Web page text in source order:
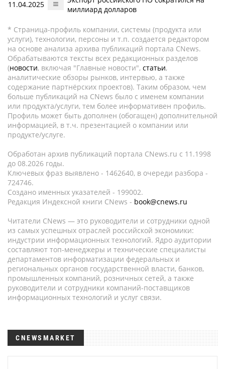
11.04.2025
миллиард долларов
* Страница-профиль компании, системы (продукта или
услуги), технологии, персоны и т.п. создается редактором
на основе анализа архива публикаций портала CNews.
Обрабатываются тексты всех редакционных разделов
(новости, включая "Главные новости", статьи,
аналитические обзоры рынков, интервью, а также
содержание партнёрских проектов). Таким образом, чем
больше публикаций на CNews было с именем компании
или продукта/услуги, тем более информативен профиль.
Профиль может быть дополнен (обогащен) дополнительной
информацией, в т.ч. презентацией о компании или
продукте/услуге.
Обработан архив публикаций портала CNews.ru c 11.1998
до 08.2026 годы.
Ключевых фраз выявлено - 1462640, в очереди разбора -
724746.
Создано именных указателей - 199002.
Редакция Индексной книги CNews - book@cnews.ru
Читатели CNews — это руководители и сотрудники одной
из самых успешных отраслей российской экономики:
индустрии информационных технологий. Ядро аудитории
составляют топ-менеджеры и технические специалисты
департаментов информатизации федеральных и
региональных органов государственной власти, банков,
промышленных компаний, розничных сетей, а также
руководители и сотрудники компаний-поставщиков
информационных технологий и услуг связи.
CNEWSMARKET